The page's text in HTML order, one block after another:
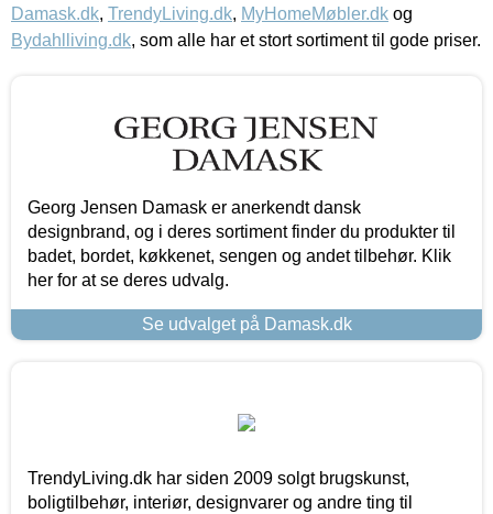
Damask.dk, TrendyLiving.dk, MyHomeMøbler.dk og
Bydahlliving.dk, som alle har et stort sortiment til gode priser.
Georg Jensen Damask er anerkendt dansk
designbrand, og i deres sortiment finder du produkter til
badet, bordet, køkkenet, sengen og andet tilbehør. Klik
her for at se deres udvalg.
Se udvalget på Damask.dk
TrendyLiving.dk har siden 2009 solgt brugskunst,
boligtilbehør, interiør, designvarer og andre ting til